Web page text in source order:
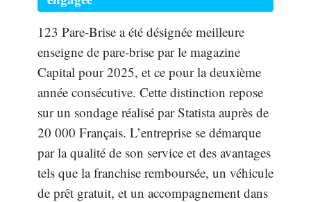
123 Pare-Brise a été désignée meilleure
enseigne de pare-brise par le magazine
Capital pour 2025, et ce pour la deuxième
année consécutive. Cette distinction repose
sur un sondage réalisé par Statista auprès de
20 000 Français. L’entreprise se démarque
par la qualité de son service et des avantages
tels que la franchise remboursée, un véhicule
de prêt gratuit, et un accompagnement dans